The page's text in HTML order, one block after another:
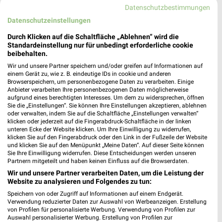
1,3 km
Gartenabverkauf
Gültig bis Sa. 15.08.
13,5 km
Trendbonus
Noch heute gültig
XXXLutz XXXLutz
Datenschutzbestimmungen
Datenschutzeinstellungen
Durch Klicken auf die Schaltfläche „Ablehnen“ wird die
Standardeinstellung nur für unbedingt erforderliche cookie
beibehalten.
Wir und unsere Partner speichern und/oder greifen auf Informationen auf
einem Gerät zu, wie z. B. eindeutige IDs in cookie und anderen
Browserspeichern, um personenbezogene Daten zu verarbeiten. Einige
Anbieter verarbeiten Ihre personenbezogenen Daten möglicherweise
aufgrund eines berechtigten Interesses. Um dem zu widersprechen, öffnen
Sie die „Einstellungen“. Sie können Ihre Einstellungen akzeptieren, ablehnen
oder verwalten, indem Sie auf die Schaltfläche „Einstellungen verwalten“
klicken oder jederzeit auf die Fingerabdruck-Schaltfläche in der linken
unteren Ecke der Website klicken. Um Ihre Einwilligung zu widerrufen,
klicken Sie auf den Fingerabdruck oder den Link in der Fußzeile der Website
und klicken Sie auf den Menüpunkt „Meine Daten“. Auf dieser Seite können
Sie Ihre Einwilligung widerrufen. Diese Entscheidungen werden unseren
Partnern mitgeteilt und haben keinen Einfluss auf die Browserdaten.
Wir und unsere Partner verarbeiten Daten, um die Leistung der
Website zu analysieren und Folgendes zu tun:
Speichern von oder Zugriff auf Informationen auf einem Endgerät.
Verwendung reduzierter Daten zur Auswahl von Werbeanzeigen. Erstellung
von Profilen für personalisierte Werbung. Verwendung von Profilen zur
Auswahl personalisierter Werbung. Erstellung von Profilen zur